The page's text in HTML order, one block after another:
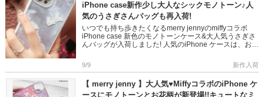
iPhone case新作少し大人なシックモノトーン♪人
気のうさぎさんバッグも再入荷!
いつでも持ち歩きたくなるmerry jennyのmiffyコラボ
iPhone case 新色のモノトーンケース&大人気うさぎさ
んバッグが入荷しました! 人気のiPhone ケースは、お花
9/9 新作入荷
【 merry jenny 】大人気♥MiffyコラボのiPhone ケ
ースにモノトーンとお花柄が新登場!!キュートなミ